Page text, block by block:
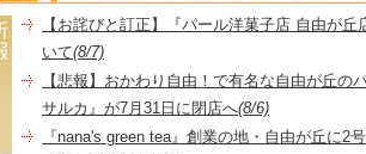
【お詫びと訂正】『パール洋菓子店 自由が
いて(8/7)
【悲報】おかわり自由！で有名な自由が丘の
サルカ』が7月31日に閉店へ(8/6)
『nana's green tea』創業の地・自由が丘に2